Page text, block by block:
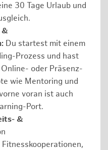
30 Tage Urlaub und
&
Du startest mit einem
Prozess und hast
oder Präsenz-
wie Mentoring und
voran ist auch
Port.
&